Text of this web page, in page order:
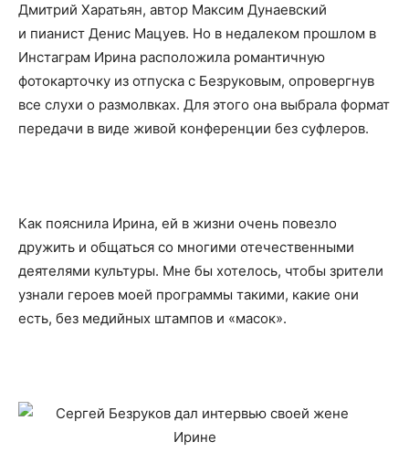
Дмитрий Харатьян, автор Максим Дунаевский
и пианист Денис Мацуев. Но в недалеком прошлом в
Инстаграм Ирина расположила романтичную
фотокарточку из отпуска с Безруковым, опровергнув
все слухи о размолвках. Для этого она выбрала формат
передачи в виде живой конференции без суфлеров.
Как пояснила Ирина, ей в жизни очень повезло
дружить и общаться со многими отечественными
деятелями культуры. Мне бы хотелось, чтобы зрители
узнали героев моей программы такими, какие они
есть, без медийных штампов и «масок».